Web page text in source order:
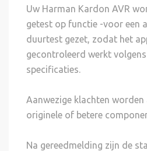
Uw Harman Kardon AVR
getest op functie -voor een
duurtest gezet, zodat het
gecontroleerd werkt
specificaties.
Aanwezige klachten
originele of betere
Na gereedmelding zijn de